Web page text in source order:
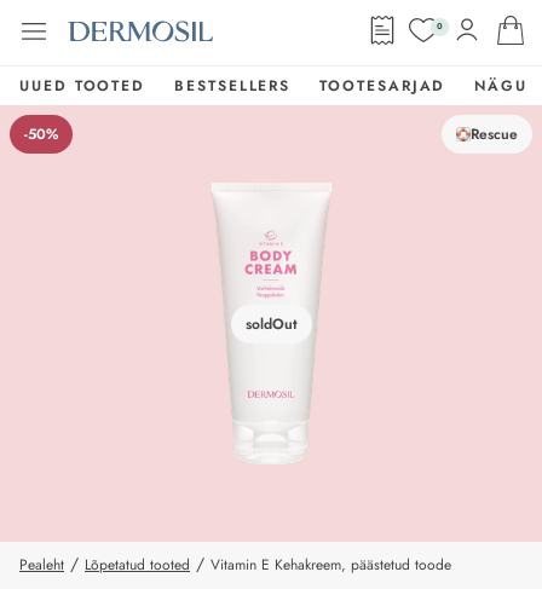
0
UUED TOOTED BESTSELLERS TOOTESARJAD NÄGU
soldOut
-50% Rescue
Pealeht / Lõpetatud tooted / Vitamin E Kehakreem, päästetud toode